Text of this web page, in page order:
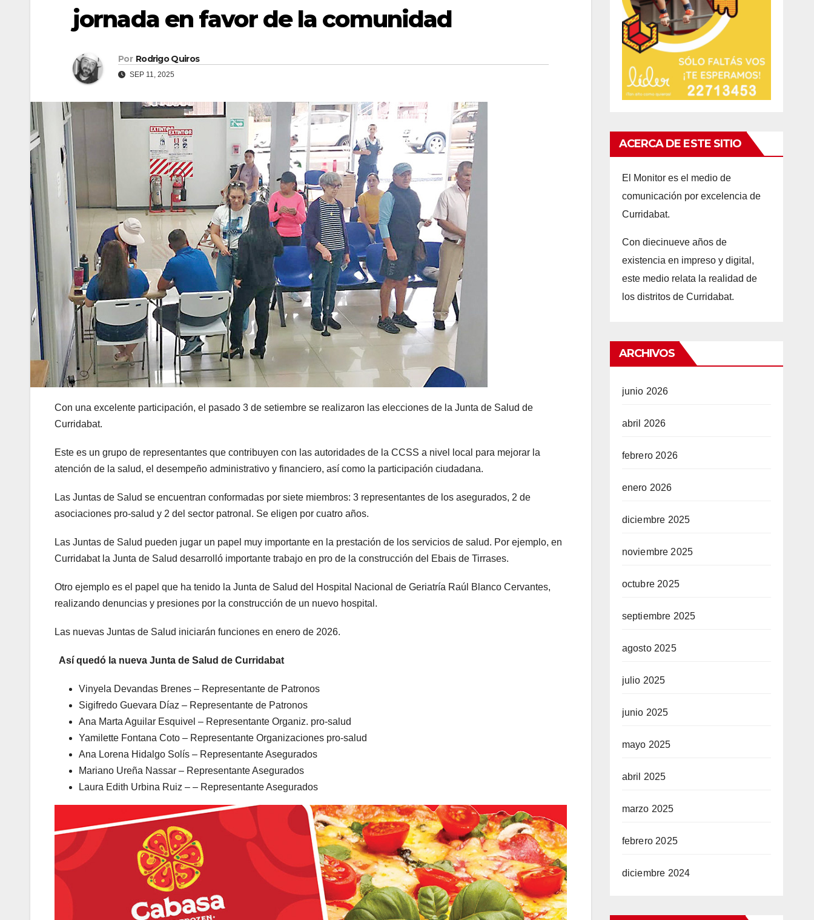
jornada en favor de la comunidad
Por Rodrigo Quiros
SEP 11, 2025
Con una excelente participación, el pasado 3 de setiembre se realizaron las elecciones de la Junta de Salud de
Curridabat.
Este es un grupo de representantes que contribuyen con las autoridades de la CCSS a nivel local para mejorar la
atención de la salud, el desempeño administrativo y financiero, así como la participación ciudadana.
Las Juntas de Salud se encuentran conformadas por siete miembros: 3 representantes de los asegurados, 2 de
asociaciones pro-salud y 2 del sector patronal. Se eligen por cuatro años.
Las Juntas de Salud pueden jugar un papel muy importante en la prestación de los servicios de salud. Por ejemplo, en
Curridabat la Junta de Salud desarrolló importante trabajo en pro de la construcción del Ebais de Tirrases.
Otro ejemplo es el papel que ha tenido la Junta de Salud del Hospital Nacional de Geriatría Raúl Blanco Cervantes,
realizando denuncias y presiones por la construcción de un nuevo hospital.
Las nuevas Juntas de Salud iniciarán funciones en enero de 2026.
Así quedó la nueva Junta de Salud de Curridabat
Vinyela Devandas Brenes – Representante de Patronos
Sigifredo Guevara Díaz – Representante de Patronos
Ana Marta Aguilar Esquivel – Representante Organiz. pro-salud
Yamilette Fontana Coto – Representante Organizaciones pro-salud
Ana Lorena Hidalgo Solís – Representante Asegurados
Mariano Ureña Nassar – Representante Asegurados
Laura Edith Urbina Ruiz – – Representante Asegurados
ACERCA DE ESTE SITIO
El Monitor es el medio de
comunicación por excelencia de
Curridabat.
Con diecinueve años de
existencia en impreso y digital,
este medio relata la realidad de
los distritos de Curridabat.
ARCHIVOS
junio 2026
abril 2026
febrero 2026
enero 2026
diciembre 2025
noviembre 2025
octubre 2025
septiembre 2025
agosto 2025
julio 2025
junio 2025
mayo 2025
abril 2025
marzo 2025
febrero 2025
diciembre 2024